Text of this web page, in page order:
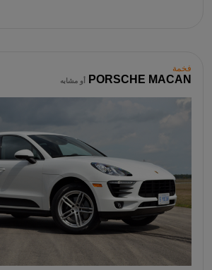
فخمة
PORSCHE MACAN أو مشابه